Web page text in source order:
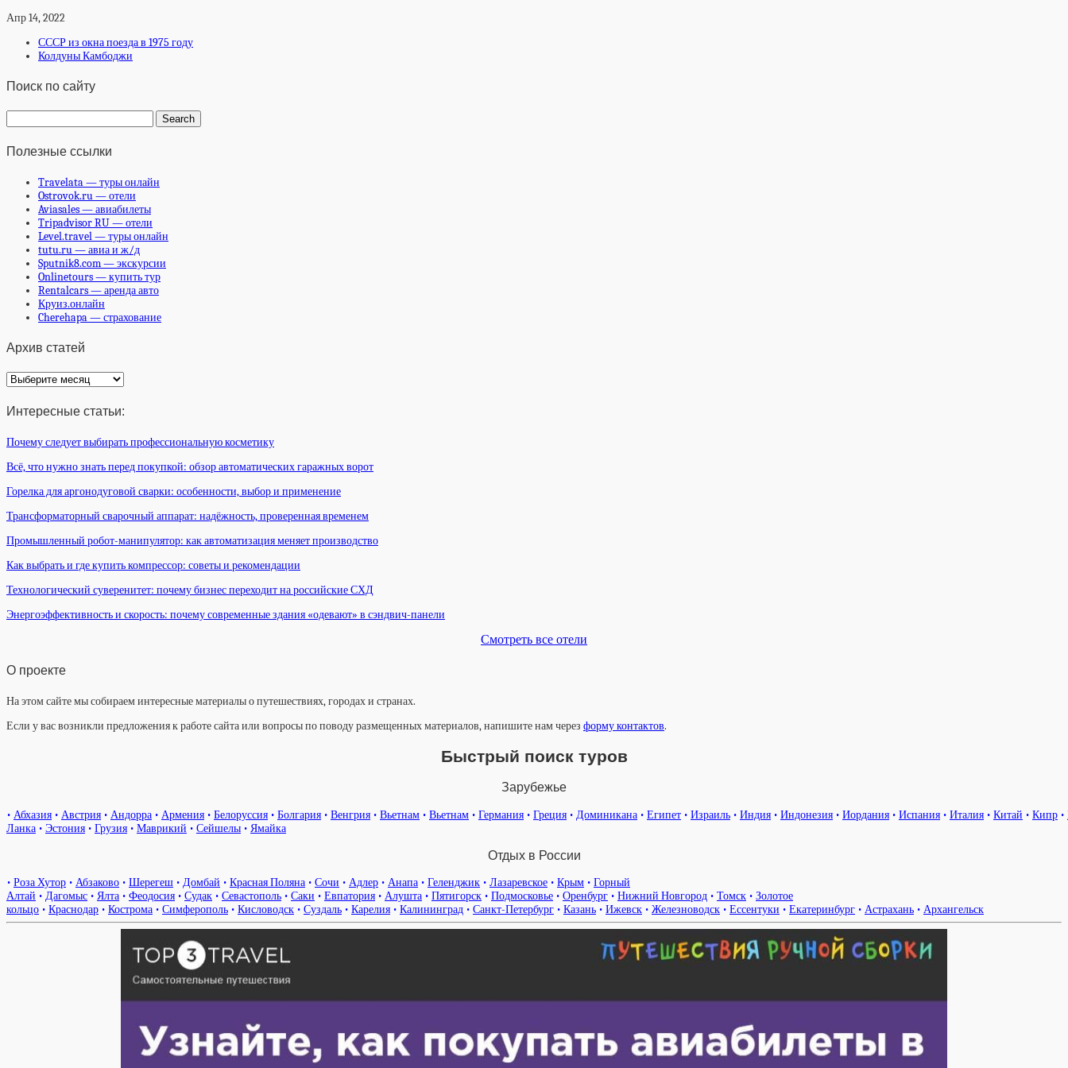
Апр 14, 2022
СССР из окна поезда в 1975 году
Колдуны Камбоджи
Поиск по сайту
Полезные ссылки
Travelata — туры онлайн
Ostrovok.ru — отели
Aviasales — авиабилеты
Tripadvisor RU — отели
Level.travel — туры онлайн
tutu.ru — авиа и ж/д
Sputnik8.com — экскурсии
Onlinetours — купить тур
Rentalcars — аренда авто
Круиз.онлайн
Cherehapa — страхование
Архив статей
Архив
статей
Интересные статьи:
Почему следует выбирать профессиональную косметику
Всё, что нужно знать перед покупкой: обзор автоматических гаражных ворот
Горелка для аргонодуговой сварки: особенности, выбор и применение
Трансформаторный сварочный аппарат: надёжность, проверенная временем
Промышленный робот-манипулятор: как автоматизация меняет производство
Как выбрать и где купить компрессор: советы и рекомендации
Технологический суверенитет: почему бизнес переходит на российские СХД
Энергоэффективность и скорость: почему современные здания «одевают» в сэндвич-панели
Смотреть все отели
О проекте
На этом сайте мы собираем интересные материалы о путешествиях, городах и странах.
Если у вас возникли предложения к работе сайта или вопросы по поводу размещенных материалов, напишите нам через форму контактов.
Быстрый поиск туров
Зарубежье
• Абхазия • Австрия • Андорра • Армения • Белоруссия • Болгария • Венгрия • Вьетнам • Вьетнам • Германия • Греция • Доминикана • Египет • Израиль • Индия • Индонезия • Иордания • Испания • Италия • Китай • Кипр •
Ланка • Эстония • Грузия • Маврикий • Сейшелы • Ямайка
Отдых в России
• Роза Хутор • Абзаково • Шерегеш • Домбай • Красная Поляна • Сочи • Адлер • Анапа • Геленджик • Лазаревское • Крым • Горный
Алтай • Дагомыс • Ялта • Феодосия • Судак • Севастополь • Саки • Евпатория • Алушта • Пятигорск • Подмосковье • Оренбург • Нижний Новгород • Томск • Золотое
кольцо • Краснодар • Кострома • Симферополь • Кисловодск • Суздаль • Карелия • Калининград • Санкт-Петербург • Казань • Ижевск • Железноводск • Ессентуки • Екатеринбург • Астрахань • Архангельск